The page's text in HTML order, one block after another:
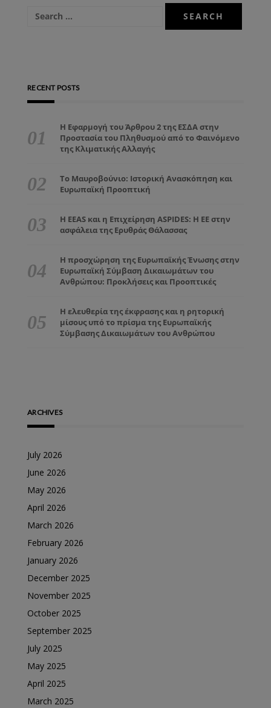
RECENT POSTS
Η Εφαρμογή του Άρθρου 2 της ΕΣΔΑ στην
Προστασία του Πληθυσμού από το Φαινόμενο
της Κλιματικής Αλλαγής
Το Μαυροβούνιο: Ιστορική Ανασκόπηση και
Ευρωπαϊκή Προοπτική
Η EEAS και η Επιχείρηση ASPIDES: Η ΕΕ στην
ασφάλεια της Ερυθράς Θάλασσας
Η προσχώρηση της Ευρωπαϊκής Ένωσης στην
Ευρωπαϊκή Σύμβαση Δικαιωμάτων του
Ανθρώπου: Προκλήσεις και Προοπτικές
Η ελευθερία της έκφρασης και η ρητορική
μίσους υπό το πρίσμα της Ευρωπαϊκής
Σύμβασης Δικαιωμάτων του Ανθρώπου
ARCHIVES
July 2026
June 2026
May 2026
April 2026
March 2026
February 2026
January 2026
December 2025
November 2025
October 2025
September 2025
July 2025
May 2025
April 2025
March 2025